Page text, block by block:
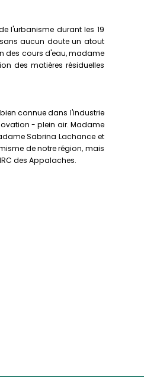
l'urbanisme durant les 19
sans aucun doute un atout
des cours d'eau, madame
des matières résiduelles
connue dans l'industrie
- plein air. Madame
Sabrina Lachance et
de notre région, mais
des Appalaches.